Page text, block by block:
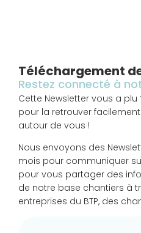
Téléchargement
Restez connecté à
Cette Newsletter vous a plu
pour la retrouver
autour de vous !
Nous envoyons des
mois pour communiquer
pour vous partager des
de notre base chantiers à
entreprises du BTP, des